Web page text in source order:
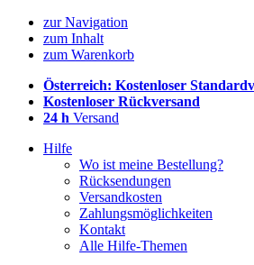
zur Navigation
zum Inhalt
zum Warenkorb
Österreich: Kostenloser
Kostenloser Rückversand
24 h Versand
Hilfe
Wo ist meine Bestellung?
Rücksendungen
Versandkosten
Zahlungsmöglichkeiten
Kontakt
Alle Hilfe-Themen